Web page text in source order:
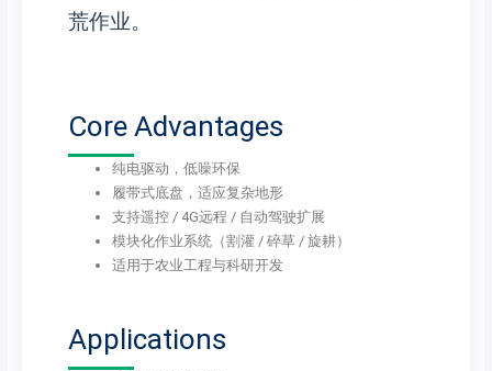
荒作业。
Core Advantages
纯电驱动，低噪环保
履带式底盘，适应复杂地形
支持遥控 / 4G远程 / 自动驾驶扩展
模块化作业系统（割灌 / 碎草 / 旋耕）
适用于农业工程与科研开发
Applications